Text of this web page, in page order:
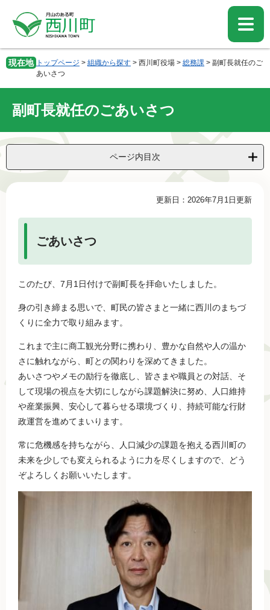
先
頭
を
飛
文
へ
現在地 トップページ > 組織から探す > 西川町役場 > 総務課 > 副町長就任のご
あいさつ
副町長就任のごあいさつ
ページ内目次
更新日：2026年7月1日更新
ごあいさつ
このたび、7月1日付けで副町長を拝命いたしました。
身の引き締まる思いで、町民の皆さまと一緒に西川のまちづ
くりに全力で取り組みます。
これまで主に商工観光分野に携わり、豊かな自然や人の温か
さに触れながら、町との関わりを深めてきました。
あいさつやメモの励行を徹底し、皆さまや職員との対話、そ
して現場の視点を大切にしながら課題解決に努め、人口維持
や産業振興、安心して暮らせる環境づくり、持続可能な行財
政運営を進めてまいります。
常に危機感を持ちながら、人口減少の課題を抱える西川町の
未来を少しでも変えられるように力を尽くしますので、どう
ぞよろしくお願いいたします。